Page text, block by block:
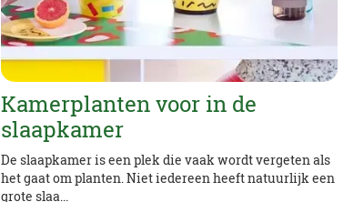
Kamerplanten voor in de
slaapkamer
De slaapkamer is een plek die vaak wordt vergeten als
het gaat om planten. Niet iedereen heeft natuurlijk een
grote slaa...